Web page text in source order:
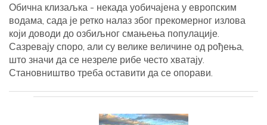
Обична клизаљка - некада уобичајена у европским
водама, сада је ретко налаз због прекомерног излова
који доводи до озбиљног смањења популације.
Сазревају споро, али су велике величине од рођења,
што значи да се незреле рибе често хватају.
Становништво треба оставити да се опорави.